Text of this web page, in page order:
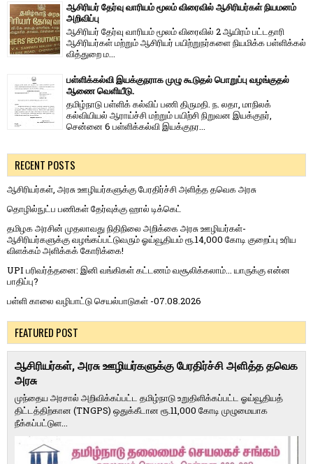
ஆசிரியர் தேர்வு வாரியம் மூலம் விரைவில் ஆசிரியர்கள் நியமனம்
அறிவிப்பு
ஆசிரியர் தேர்வு வாரி​யம் மூலம் விரை​வில் 2 ஆயிரம் பட்​ட​தாரி
ஆசிரியர்​கள் மற்​றும் ஆசிரியர் பயிற்றுநர்​களை நியமிக்க பள்​ளிக்​கல்​
வித்​துறை ம...
பள்ளிக்கல்வி இயக்குநராக முழு கூடுதல் பொறுப்பு வழங்குதல்
ஆணை வெளியீடு.
தமிழ்நாடு பள்ளிக் கல்விப் பணி திருமதி. ந. லதா, மாநிலக்
கல்வியியல் ஆராய்ச்சி மற்றும் பயிற்சி நிறுவன இயக்குநர்,
சென்னை 6 பள்ளிக்கல்வி இயக்குநர...
RECENT POSTS
ஆசிரியர்கள், அரசு ஊழியர்களுக்கு பேரதிர்ச்சி அளித்த தவெக அரசு
தொழில்நுட்ப பணிகள் தேர்வுக்கு ஹால் ​டிக்கெட்
தமிழக அரசின் முதலாவது நிதிநிலை அறிக்கை அரசு ஊழியர்கள்-
ஆசிரியர்களுக்கு வழங்கப்பட்டுவரும் ஓய்வூதியம் ரூ.14,000 கோடி குறைப்பு உரிய
விளக்கம் அளிக்கக் கோரிக்கை!
UPI பரிவர்த்தனை: இனி வங்கிகள் கட்டணம் வசூலிக்கலாம்... யாருக்கு என்ன
பாதிப்பு?
பள்ளி காலை வழிபாட்டு செயல்பாடுகள் -07.08.2026
FEATURED POST
ஆசிரியர்கள், அரசு ஊழியர்களுக்கு பேரதிர்ச்சி அளித்த தவெக
அரசு
முந்தைய அரசால் அறிவிக்கப்பட்ட தமிழ்நாடு உறுதிளிக்கப்பட்ட ஓய்வூதியத்
திட்டத்திற்கான (TNGPS) ஒதுக்கீடான ரூ.11,000 கோடி முழுமையாக
நீக்கப்பட்டுள...